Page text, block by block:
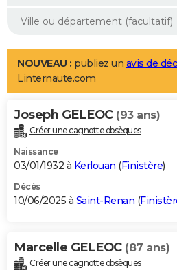
Aménagement intérieur
LIFESTYLE
Art de vivre
Bien-être
Loisirs
Mode
Modes de vie
Alimentation
Guide de la santé
Maladies
Médicaments
Sommeil
VOYAGE
Destinations
City break
Voyage nature
Voyage de noces
Forum
Climat
+PHOTO
GUIDES D'ACHAT
BONS PLANS
Carte de Noël
Carte Bonne année
Carte Saint-Valentin
Carte Pâques
Carte d'anniversaire
DICTIONNAIRE
NOUVEAU : publiez un avis de
Linternaute.com
Joseph GELEOC (93 ans)
Créer une cagnotte obsèques
Naissance
03/01/1932 à Kerlouan (Finistère)
Décès
10/06/2025 à Saint-Renan (
Marcelle GELEOC (87 ans)
Créer une cagnotte obsèques